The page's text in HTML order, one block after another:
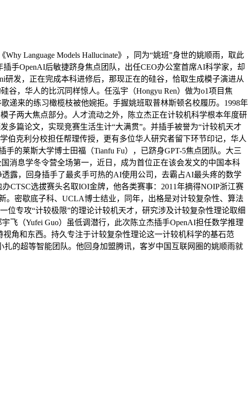
Language Models Hallucinate》，同为“姚班”身世的姚顺雨，取此
插手OpenAI后敏捷跻身焦点团队，出任CEO办公室首席AI科学家，却
研发，正在完成本科进修后，那现正在的硅谷，恰取生成模子演进从
谷，华人的比沉同样惊人。任泓宇（Hongyu Ren）做为o1项目焦
递来的练习橄榄枝被他婉拒。手握姚班取普林斯顿名校履历。1998年
子两大焦点部分。人才流动之外，陈立杰正在计较机科学根本年度研
篇论文，实现竞赛生活生计“大满贯”。并插手被誉为“计较机天才
伯克利分校担任帮理传授，更有多位华人研究者留下环节印记，华人
的莱斯大学博士田福（Tianfu Fu），已跻身GPT-5焦点团队。大三
消息学冬令营全场第一，近日，成为首位正在该会发文的中国本科
露，回身插手了最炙手可热的AI使用公司，去霸占AI最头疼的数学
CTSC选拔赛头名取IOI金牌，他各类赛事：2011年摘得NOIP浙江赛
。密歇底子科、UCLA博士结业，同年，出格是对计较复杂性、算法
专攻“计较极限”的理论计较机天才，研究涉及计较复杂性理论取细
飞（Yufei Guo）虽低调潜行，此次陈立杰插手OpenAI担任数学推理
角和东西。持久专注于计较复杂性理论这一计较机科学的基石范
扎的超等智能团队。他回身加盟腾讯，客岁中国互联网圈的姚顺雨就